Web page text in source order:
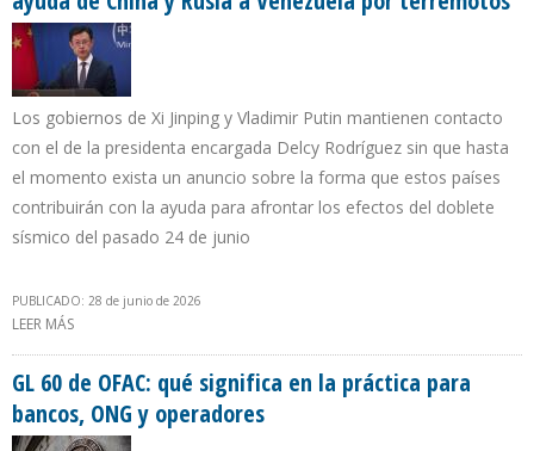
Los gobiernos de Xi Jinping y Vladimir Putin mantienen contacto
con el de la presidenta encargada Delcy Rodríguez sin que hasta
el momento exista un anuncio sobre la forma que estos países
contribuirán con la ayuda para afrontar los efectos del doblete
sísmico del pasado 24 de junio
PUBLICADO: 28 de junio de 2026
LEER MÁS
GL 60 de OFAC: qué significa en la práctica para
bancos, ONG y operadores